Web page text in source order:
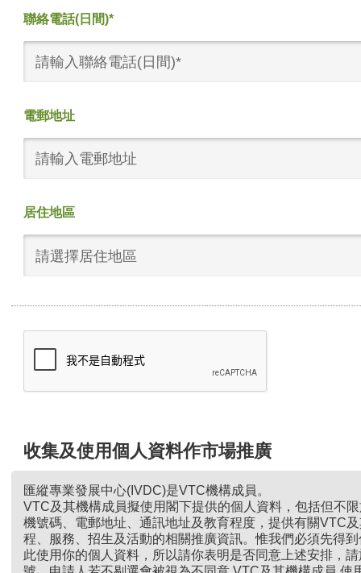
聯絡電話(日間)*
電郵地址
居住地區
請選擇居住地區
收集及使用個人資料作市場推廣
匯縱專業發展中心(IVDC)是VTC機構成員。
VTC及其機構成員擬使用閣下提供的個人資料，包括但不
機號碼、電郵地址、通訊地址及教育程度，提供有關VTC
程、服務、招生及活動的相關推廣資訊。惟我們必須先得
此使用你的個人資料，所以請你表明是否同意上述安排，